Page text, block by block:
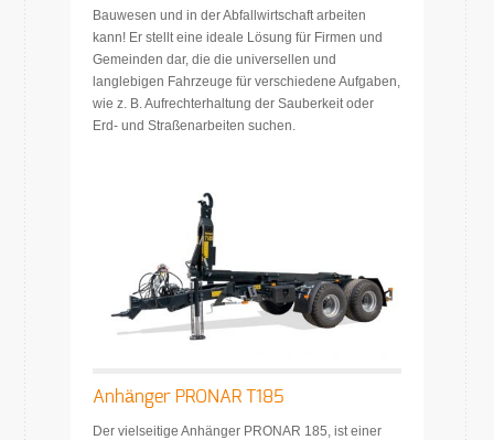
Bauwesen und in der Abfallwirtschaft arbeiten
kann! Er stellt eine ideale Lösung für Firmen und
Gemeinden dar, die die universellen und
langlebigen Fahrzeuge für verschiedene Aufgaben,
wie z. B. Aufrechterhaltung der Sauberkeit oder
Erd- und Straßenarbeiten suchen.
Anhänger PRONAR T185
Der vielseitige Anhänger PRONAR 185, ist einer